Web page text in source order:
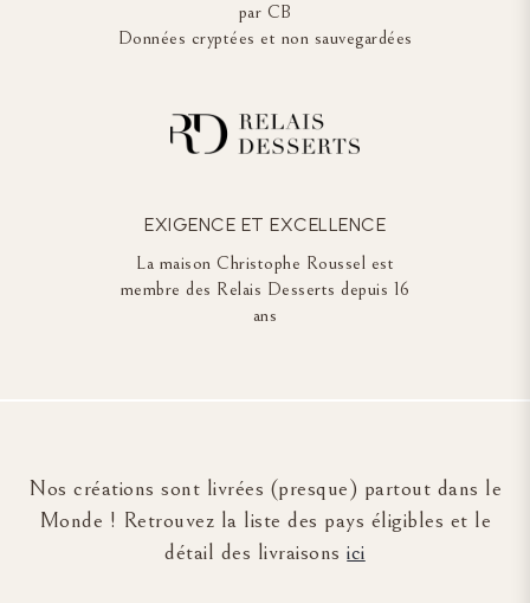
par CB
Données cryptées et non sauvegardées
EXIGENCE ET EXCELLENCE
La maison Christophe Roussel est
membre des Relais Desserts depuis 16
ans
Nos créations sont livrées (presque) partout dans le
Monde ! Retrouvez la liste des pays éligibles et le
détail des livraisonsici